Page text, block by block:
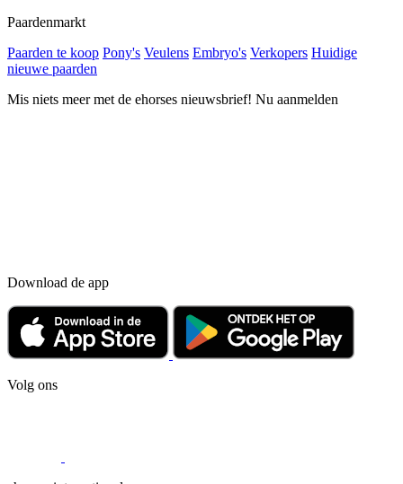
Paardenmarkt
Paarden te koop Pony's Veulens Embryo's Verkopers Huidige
nieuwe paarden
Mis niets meer met de ehorses nieuwsbrief! Nu aanmelden
Download de app
Volg ons